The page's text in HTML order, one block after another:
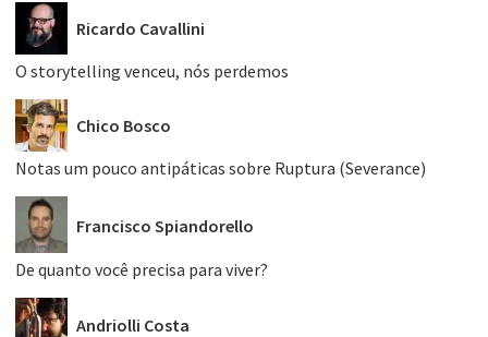
Ricardo Cavallini
O storytelling venceu, nós perdemos
Chico Bosco
Notas um pouco antipáticas sobre Ruptura (Severance)
Francisco Spiandorello
De quanto você precisa para viver?
Andriolli Costa